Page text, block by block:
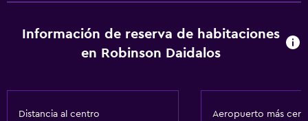
Información de reserva de habitaciones
en Robinson Daidalos
Distancia al centro Aeropuerto más